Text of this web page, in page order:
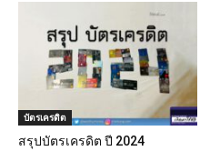
บัตรเครดิต
สรุปบัตรเครดิต ปี 2024